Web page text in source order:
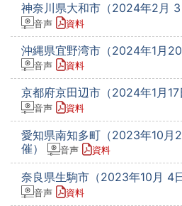
神奈川県大和市（2024年2月 3
音声 資料
沖縄県宜野湾市（2024年1月20
音声 資料
京都府京田辺市（2024年1月17
音声 資料
愛知県南知多町（2023年10月
催）
音声 資料
奈良県生駒市（2023年10月 4
音声 資料